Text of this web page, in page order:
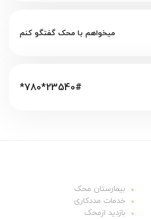
میخواهم با محک گفتگو کنم
*780*23540#
بیمارستان محک
خدمات مددکاری
بازدید ازمحک